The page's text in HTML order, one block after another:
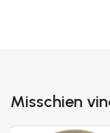
Misschien